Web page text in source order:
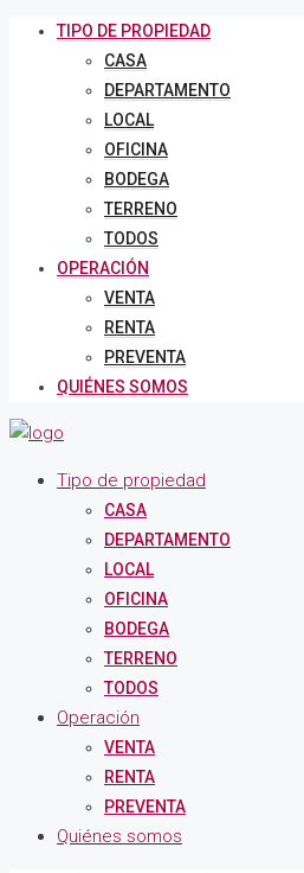
TIPO DE PROPIEDAD
CASA
DEPARTAMENTO
LOCAL
OFICINA
BODEGA
TERRENO
TODOS
OPERACIÓN
VENTA
RENTA
PREVENTA
QUIÉNES SOMOS
Tipo de propiedad
CASA
DEPARTAMENTO
LOCAL
OFICINA
BODEGA
TERRENO
TODOS
Operación
VENTA
RENTA
PREVENTA
Quiénes somos